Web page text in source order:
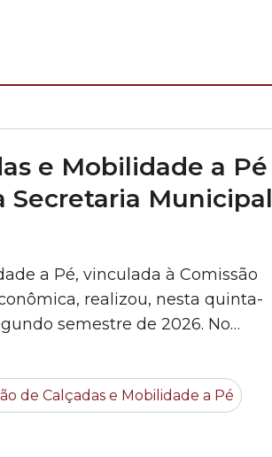
e Mobilidade a Pé
Secretaria Municipal
a Pé, vinculada à Comissão
realizou, nesta quinta-
semestre de 2026. No
foi representada pelo
de Calçadas e Mobilidade a Pé